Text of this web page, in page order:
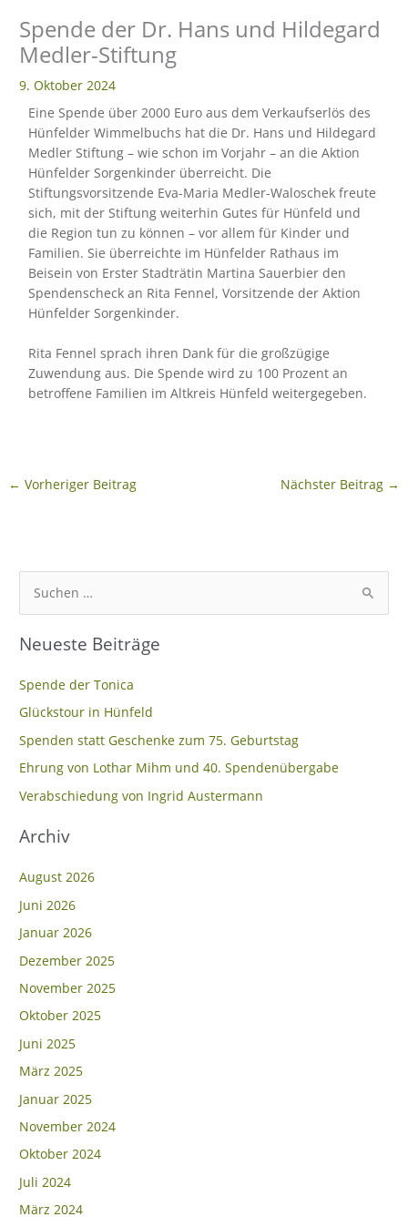
Spende der Dr. Hans und Hildegard
Medler-Stiftung
9. Oktober 2024
Eine Spende über 2000 Euro aus dem Verkaufserlös des
Hünfelder Wimmelbuchs hat die Dr. Hans und Hildegard
Medler Stiftung – wie schon im Vorjahr – an die Aktion
Hünfelder Sorgenkinder überreicht. Die
Stiftungsvorsitzende Eva-Maria Medler-Waloschek freute
sich, mit der Stiftung weiterhin Gutes für Hünfeld und
die Region tun zu können – vor allem für Kinder und
Familien. Sie überreichte im Hünfelder Rathaus im
Beisein von Erster Stadträtin Martina Sauerbier den
Spendenscheck an Rita Fennel, Vorsitzende der Aktion
Hünfelder Sorgenkinder.
Rita Fennel sprach ihren Dank für die großzügige
Zuwendung aus. Die Spende wird zu 100 Prozent an
betroffene Familien im Altkreis Hünfeld weitergegeben.
← Vorheriger Beitrag Nächster Beitrag →
u
c
e
n
n
a
c
:
Neueste Beiträge
Spende der Tonica
Glückstour in Hünfeld
Spenden statt Geschenke zum 75. Geburtstag
Ehrung von Lothar Mihm und 40. Spendenübergabe
Verabschiedung von Ingrid Austermann
Archiv
August 2026
Juni 2026
Januar 2026
Dezember 2025
November 2025
Oktober 2025
Juni 2025
März 2025
Januar 2025
November 2024
Oktober 2024
Juli 2024
März 2024